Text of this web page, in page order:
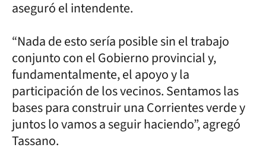
aseguró el intendente.
“Nada de esto sería posible sin el trabajo
conjunto con el Gobierno provincial y,
fundamentalmente, el apoyo y la
participación de los vecinos. Sentamos las
bases para construir una Corrientes verde y
juntos lo vamos a seguir haciendo”, agregó
Tassano.